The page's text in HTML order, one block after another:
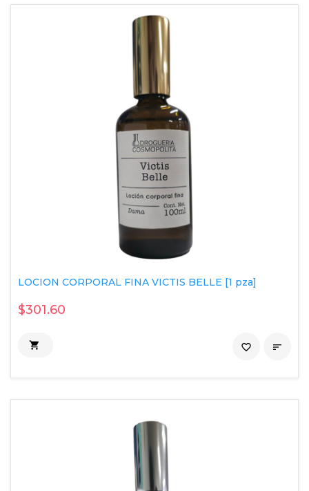
LOCION CORPORAL FINA VICTIS BELLE [1 pza]
$301.60
 
favorite_border